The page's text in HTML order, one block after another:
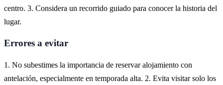
centro. 3. Considera un recorrido guiado para conocer la historia del
lugar.
Errores a evitar
1. No subestimes la importancia de reservar alojamiento con
antelación, especialmente en temporada alta. 2. Evita visitar solo los